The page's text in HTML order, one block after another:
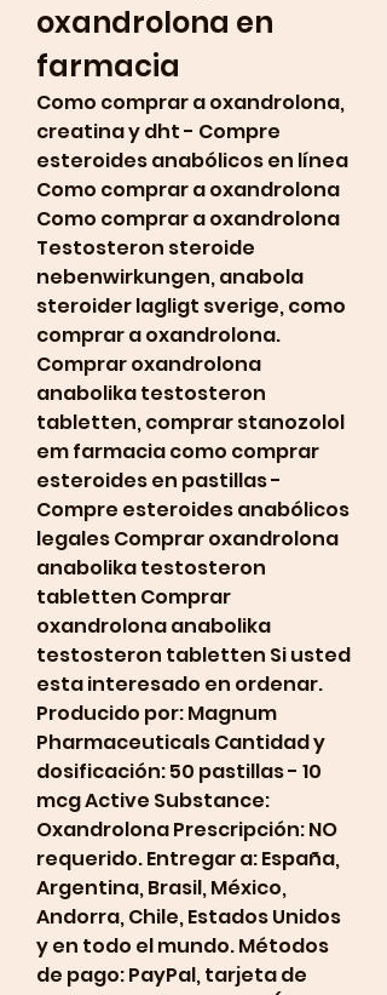
oxandrolona en
farmacia
Como comprar a oxandrolona,
creatina y dht - Compre
esteroides anabólicos en línea
Como comprar a oxandrolona
Como comprar a oxandrolona
Testosteron steroide
nebenwirkungen, anabola
steroider lagligt sverige, como
comprar a oxandrolona.
Comprar oxandrolona
anabolika testosteron
tabletten, comprar stanozolol
em farmacia como comprar
esteroides en pastillas -
Compre esteroides anabólicos
legales Comprar oxandrolona
anabolika testosteron
tabletten Comprar
oxandrolona anabolika
testosteron tabletten Si usted
esta interesado en ordenar.
Producido por: Magnum
Pharmaceuticals Cantidad y
dosificación: 50 pastillas - 10
mcg Active Substance:
Oxandrolona Prescripción: NO
requerido. Entregar a: España,
Argentina, Brasil, México,
Andorra, Chile, Estados Unidos
y en todo el mundo. Métodos
de pago: PayPal, tarjeta de